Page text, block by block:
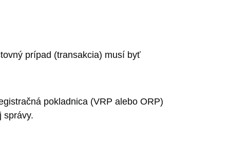
prípad (transakcia) musí byť
pokladnica (VRP alebo ORP)
správy.